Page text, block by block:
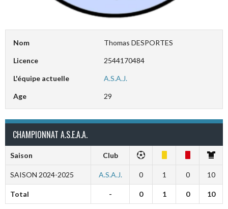
Nom Thomas DESPORTES
Licence 2544170484
L'équipe actuelle A.S.A.J.
Age 29
CHAMPIONNAT A.S.E.A.A.
Saison Club
SAISON 2024-2025 A.S.A.J. 0 1 0 10
Total - 0 1 0 10